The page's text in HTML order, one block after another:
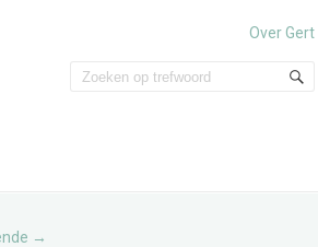
Over Gert
→